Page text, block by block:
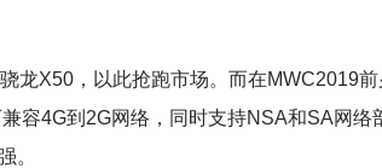
龙X50，以此抢跑市场。而在MWC2019
容4G到2G网络，同时支持NSA和SA网络
。